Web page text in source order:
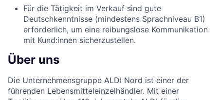
Für die Tätigkeit im Verkauf sind gute
Deutschkenntnisse (mindestens Sprachniveau B1)
erforderlich, um eine reibungslose Kommunikation
mit Kund:innen sicherzustellen.
Über uns
Die Unternehmensgruppe ALDI Nord ist einer der
führenden Lebensmitteleinzelhändler. Mit einer